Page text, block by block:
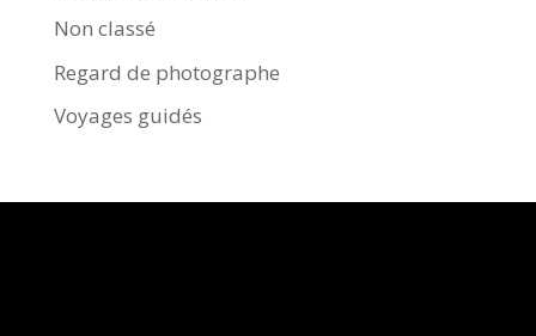
Non classé
Regard de photographe
Voyages guidés